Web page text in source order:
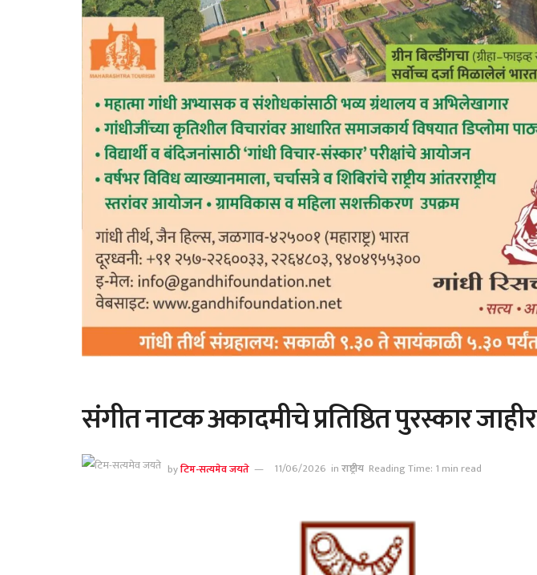
संगीत नाटक अकादमीचे प्रतिष्ठित पुरस्कार जाहीर
byटिम-सत्यमेव जयते 11/06/2026 inराष्ट्रीय Reading Time: 1 min read